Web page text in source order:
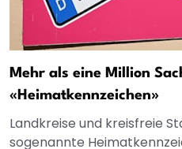
Mehr als eine Million
«Heimatkennzeichen»
Landkreise und kreisfreie
sogenannte